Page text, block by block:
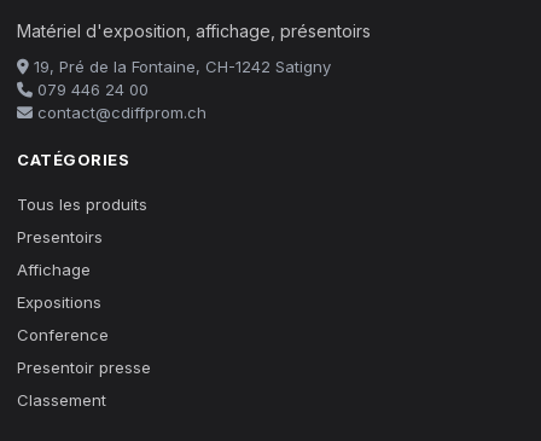
Matériel d'exposition, affichage, présentoirs
19, Pré de la Fontaine, CH-1242 Satigny
079 446 24 00
contact@cdiffprom.ch
CATÉGORIES
Tous les produits
Presentoirs
Affichage
Expositions
Conference
Presentoir presse
Classement